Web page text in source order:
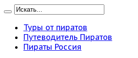
Туры от пиратов
Путеводитель Пиратов
Пираты Россия